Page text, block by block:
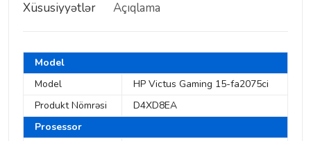
Xüsusiyyətlər Açıqlama
Model
Model
HP Victus Gaming 15-fa2075ci
Produkt Nömrəsi
D4XD8EA
Prosessor